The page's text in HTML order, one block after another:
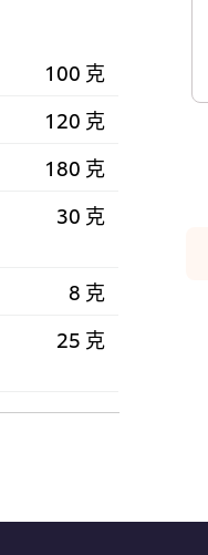
100 克
120 克
180 克
30 克
8 克
25 克